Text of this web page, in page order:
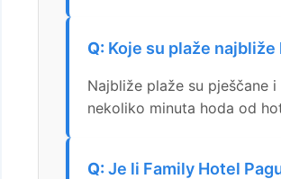
Koje su plaže najbliže
Najbliže plaže su pješčane
nekoliko minuta hoda od
Je li Family Hotel